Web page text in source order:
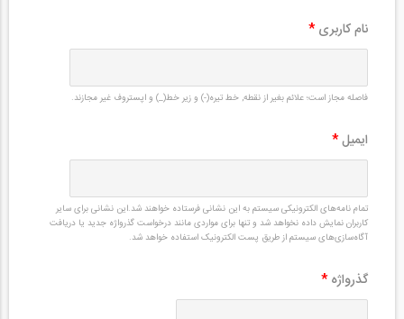
نام کاربری *
فاصله مجاز است؛ علائم بغیر از نقطه, خط تیره(-) و زیر خط(_) و اپستروف غیر مجازند.
ایمیل*
تمام نامه‌های الکترونیکی سیستم به این نشانی فرستاده خواهند شد.این نشانی برای سایر
کاربران نمایش داده نخواهد شد و تنها برای مواردی مانند درخواست گذرواژه جدید یا دریافت
آگاه‌سازی‌های سیستم از طریق پست الکترونیک استفاده خواهد شد.
گذرواژه *